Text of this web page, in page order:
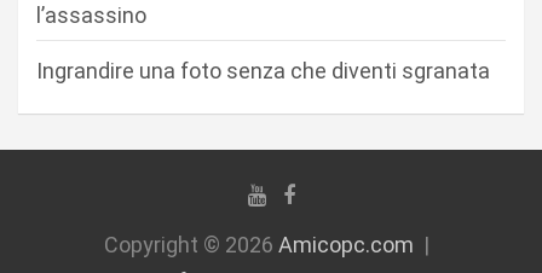
l’assassino
Ingrandire una foto senza che diventi sgranata
Copyright © 2026 Amicopc.com